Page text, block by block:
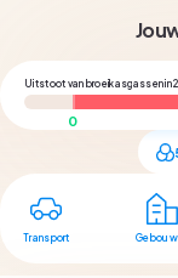
Uitstoot van broeikasgassen in
Transport